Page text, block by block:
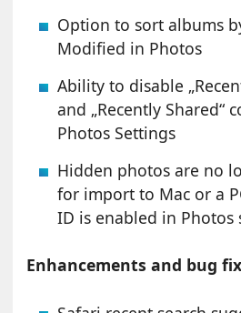
Option to sort albums
Modified in Photos
Ability to disable
and „Recently Shared“
Photos Settings
Hidden photos are no
for import to Mac or a
ID is enabled in Photos
Enhancements and bug